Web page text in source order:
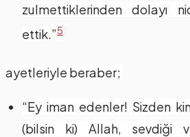
zulmettiklerinden dolayı
ettik.”5
ayetleriyle beraber;
“Ey iman edenler! Sizden
(bilsin ki) Allah, sevdiği